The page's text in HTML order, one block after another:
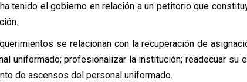
tenido el gobierno en relación a un petitorio que
se relacionan con la recuperación de
uniformado; profesionalizar la institución; readecuar su
de ascensos del personal uniformado.